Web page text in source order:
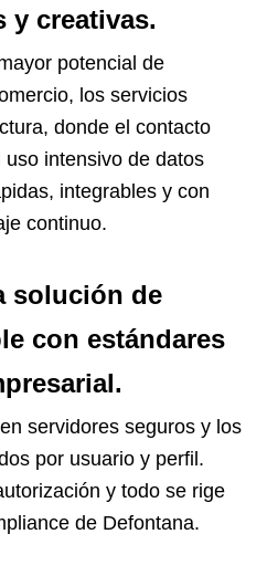
y creativas.
potencial de
los servicios
donde el contacto
intensivo de datos
integrables y con
continuo.
solución de
con estándares
servidores seguros y los
por usuario y perfil.
y todo se rige
de Defontana.